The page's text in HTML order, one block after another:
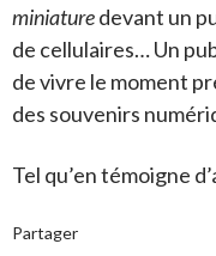
miniaturedevant un
de cellulaires… Un
de vivre le moment
des souvenirs
Tel qu’en témoigne
Partager